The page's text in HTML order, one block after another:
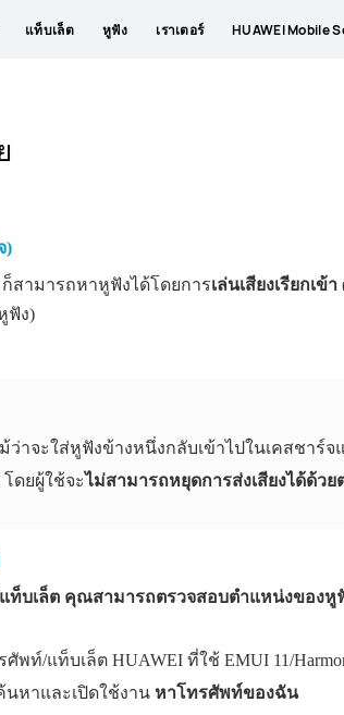
แท็บเล็ต หูฟัง เราเตอร์ HUAWEI Mobile
)
สามารถหาหูฟังได้โดยการเล่นเสียงเรียกเข้า
ฟัง)
ม้ว่าจะใส่หูฟังข้างหนึ่งกลับเข้าไปในเคสชาร์
ดยผู้ใช้จะไม่สามารถหยุดการส่งเสียงได้ด้วย
ท็บเล็ต คุณสามารถตรวจสอบตำแหน่งของ
ท์/แท็บเล็ต HUAWEI ที่ใช้ EMUI 11/
หาและเปิดใช้งาน หาโทรศัพท์ของฉัน